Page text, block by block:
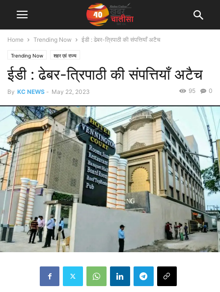
Home Trending Now ईडी : ढेबर-त्रिपाठी की संपत्तियाँ अटैच
Trending Now शहर एवं राज्य
ईडी : ढेबर-त्रिपाठी की संपत्तियाँ अटैच
By KC NEWS - May 22, 2023 0
95